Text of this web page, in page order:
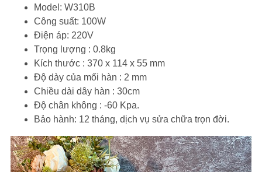
Model: W310B
Công suất: 100W
Điện áp: 220V
Trọng lượng : 0.8kg
Kích thước : 370 x 114 x 55 mm
Độ dày của mối hàn : 2 mm
Chiều dài dây hàn : 30cm
Độ chân không : -60 Kpa.
Bảo hành: 12 tháng, dịch vụ sửa chữa trọn đời.